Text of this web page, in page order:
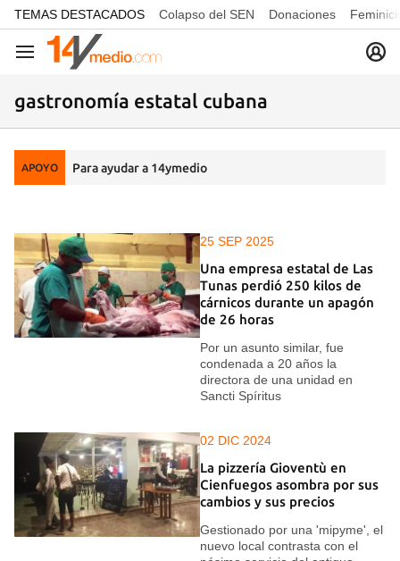
common.go-to-content
TEMAS DESTACADOS Colapso del SEN Donaciones
Navegación
gastronomía estatal cubana
APOYO Para ayudar a 14ymedio
25 SEP 2025
Una empresa estatal de Las
Tunas perdió 250 kilos de
cárnicos durante un apagón
de 26 horas
Por un asunto similar, fue
condenada a 20 años la
directora de una unidad en
Sancti Spíritus
02 DIC 2024
La pizzería Gioventù en
Cienfuegos asombra por sus
cambios y sus precios
Gestionado por una 'mipyme', el
nuevo local contrasta con el